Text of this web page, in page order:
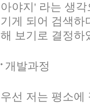
아야지' 라는 생
기게 되어 검색하
해 보기로 결정하
개발과정
우선 저는 평소에